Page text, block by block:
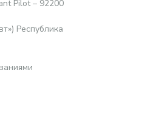
Pilot – 92200
Республика